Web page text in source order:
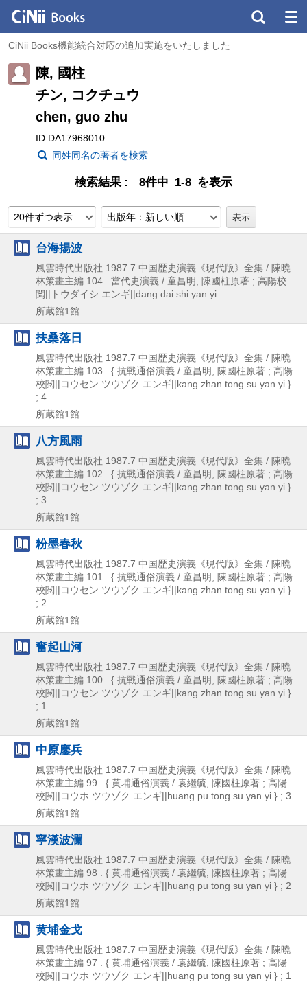
CiNii Books機能統合対応の追加実施をいたしました
陳, 國柱
チン, コクチュウ
chen, guo zhu
ID:DA17968010
同姓同名の著者を検索
検索結果 8件中 1-8 を表示
20件ずつ表示 出版年：新しい順
台海揚波
風雲時代出版社 1987.7 中国歴史演義《現代版》全集 / 陳曉
林策畫主編 104 . 當代史演義 / 童昌明,
陳國柱原著 ; 高陽校
閲||トウダイシ エンギ||dang dai shi yan yi
所蔵館1館
扶桑落日
風雲時代出版社 1987.7 中国歴史演義《現代版》全集 / 陳曉
林策畫主編 103 . { 抗戰通俗演義 / 童昌明,
陳國柱原著 ; 高陽
校閲||コウセン ツウゾク エンギ||kang zhan tong su yan yi }
; 4
所蔵館1館
八方風雨
風雲時代出版社 1987.7 中国歴史演義《現代版》全集 / 陳曉
林策畫主編 102 . { 抗戰通俗演義 / 童昌明,
陳國柱原著 ; 高陽
校閲||コウセン ツウゾク エンギ||kang zhan tong su yan yi }
; 3
所蔵館1館
粉墨春秋
風雲時代出版社 1987.7 中国歴史演義《現代版》全集 / 陳曉
林策畫主編 101 . { 抗戰通俗演義 / 童昌明,
陳國柱原著 ; 高陽
校閲||コウセン ツウゾク エンギ||kang zhan tong su yan yi }
; 2
所蔵館1館
奮起山河
風雲時代出版社 1987.7 中国歴史演義《現代版》全集 / 陳曉
林策畫主編 100 . { 抗戰通俗演義 / 童昌明,
陳國柱原著 ; 高陽
校閲||コウセン ツウゾク エンギ||kang zhan tong su yan yi }
; 1
所蔵館1館
中原鏖兵
風雲時代出版社 1987.7 中国歴史演義《現代版》全集 / 陳曉
林策畫主編 99 . { 黄埔通俗演義 / 袁繼毓,
陳國柱原著 ; 高陽
校閲||コウホ ツウゾク エンギ||huang pu tong su yan yi } ; 3
所蔵館1館
寧漢波瀾
風雲時代出版社 1987.7 中国歴史演義《現代版》全集 / 陳曉
林策畫主編 98 . { 黄埔通俗演義 / 袁繼毓,
陳國柱原著 ; 高陽
校閲||コウホ ツウゾク エンギ||huang pu tong su yan yi } ; 2
所蔵館1館
黄埔金戈
風雲時代出版社 1987.7 中国歴史演義《現代版》全集 / 陳曉
林策畫主編 97 . { 黄埔通俗演義 / 袁繼毓,
陳國柱原著 ; 高陽
校閲||コウホ ツウゾク エンギ||huang pu tong su yan yi } ; 1